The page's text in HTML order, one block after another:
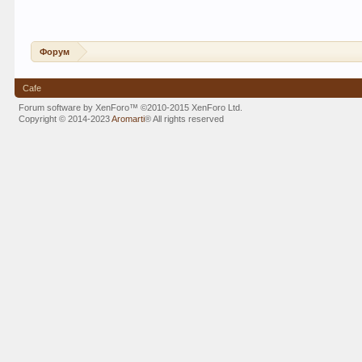
Форум
Cafe
Forum software by XenForo™©2010-2015 XenForo Ltd.
Copyright © 2014-2023Aromarti®All rights reserved